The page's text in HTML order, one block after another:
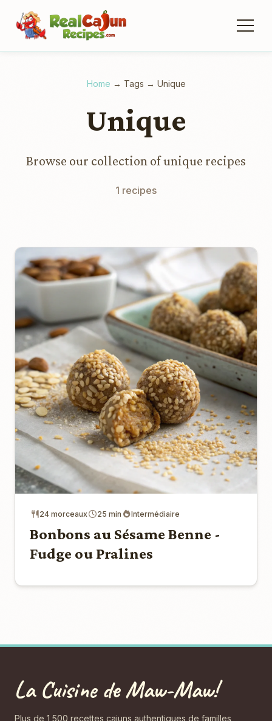
Home → Tags → Unique
Unique
Browse our collection of unique recipes
1 recipes
24 morceaux 25 min Intermédiaire
Bonbons au Sésame Benne -
Fudge ou Pralines
La Cuisine de Maw-Maw!
Plus de 1 500 recettes cajuns authentiques de familles